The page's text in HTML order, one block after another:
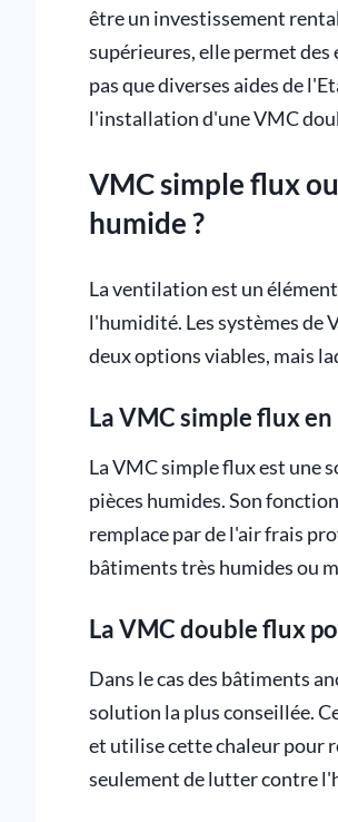
être un investissement
supérieures, elle permet
pas que diverses aides de
l'installation d'une VMC
VMC simple flux
humide ?
La ventilation est un
l'humidité. Les systèmes de
deux options viables, mais
La VMC simple flux
La VMC simple flux est une
pièces humides. Son
remplace par de l'air frais
bâtiments très humides ou
La VMC double flux
Dans le cas des bâtiments
solution la plus conseillée.
et utilise cette chaleur pour
seulement de lutter contre